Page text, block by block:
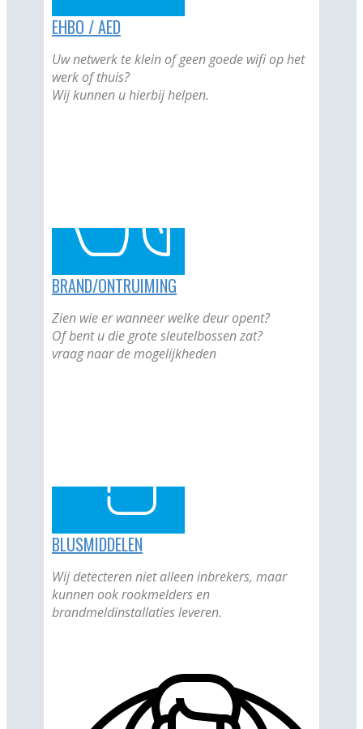
EHBO / AED
Uw netwerk te klein of geen goede wifi op het
werk of thuis?
Wij kunnen u hierbij helpen.
BRAND/ONTRUIMING
Zien wie er wanneer welke deur opent?
Of bent u die grote sleutelbossen zat?
vraag naar de mogelijkheden
BLUSMIDDELEN
Wij detecteren niet alleen inbrekers, maar
kunnen ook rookmelders en
brandmeldinstallaties leveren.